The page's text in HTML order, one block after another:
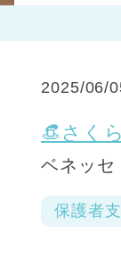
2025/06/
👒さく
ベネッセ
保護者